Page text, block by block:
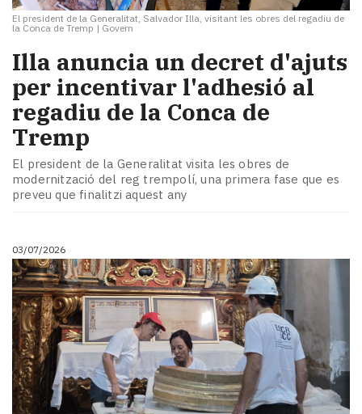
El president de la Generalitat, Salvador Illa, visitant les obres del regadiu de
la Conca de Tremp | Govern
​Illa anuncia un decret d'ajuts
per incentivar l'adhesió al
regadiu de la Conca de
Tremp
El president de la Generalitat visita les obres de
modernització del reg trempolí, una primera fase que es
preveu que finalitzi aquest any
03/07/2026